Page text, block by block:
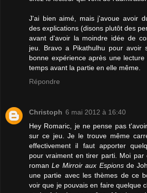
J'ai bien aimé, mais j'avoue avoir
des explications (disons plutôt des
avant d'avoir la moindre idée de
jeu. Bravo a Pikathulhu pour avoir
bonne expérience après une
temps avant la partie en elle même.
Répondre
Christoph 6 mai 2012 à 16:40
Hey Romaric, je ne pense pas
sur ce jeu. Je le trouve même
effectivement il faut apporter
pour vraiment en tirer parti. Moi
romanLe Mirroir aux Espionsde
une partie avec les thèmes de ce
voir que je pouvais en faire quelque